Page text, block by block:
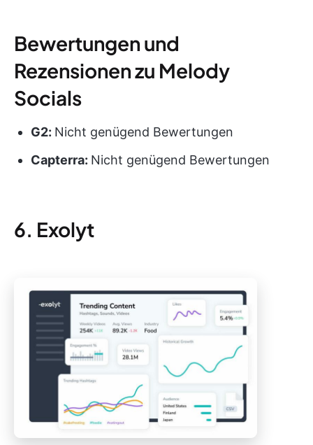
Bewertungen und
Rezensionen zu Melody
Socials
G2: Nicht genügend Bewertungen
Capterra: Nicht genügend Bewertungen
6. Exolyt